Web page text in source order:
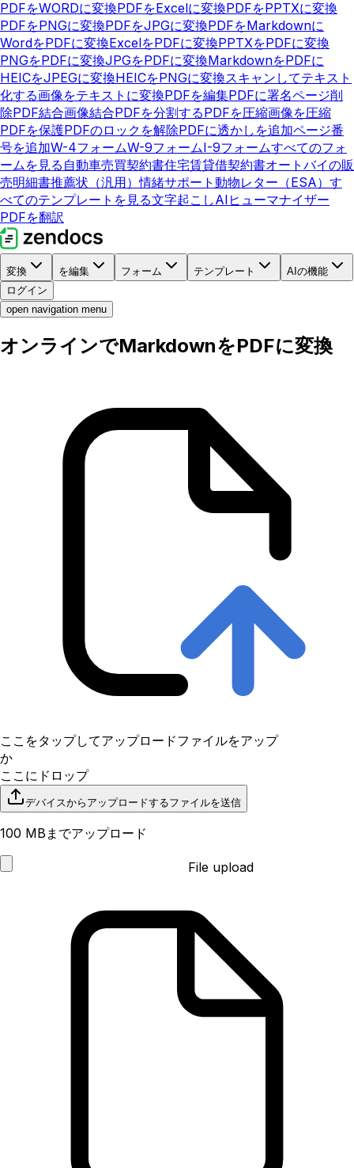
PDFをWORDに変換PDFをExcelに変換PDFをPPTXに変換
PDFをPNGに変換PDFをJPGに変換PDFをMarkdownに
WordをPDFに変換ExcelをPDFに変換PPTXをPDFに変換
PNGをPDFに変換JPGをPDFに変換MarkdownをPDFに
HEICをJPEGに変換HEICをPNGに変換スキャンしてテキスト
化する画像をテキストに変換PDFを編集PDFに署名ページ削
除PDF結合画像結合PDFを分割するPDFを圧縮画像を圧縮
PDFを保護PDFのロックを解除PDFに透かしを追加ページ番
号を追加W-4フォームW-9フォームI-9フォームすべてのフォ
ームを見る 自動車売買契約書住宅賃貸借契約書オートバイの販
売明細書推薦状（汎用）情緒サポート動物レター（ESA） す
べてのテンプレートを見る文字起こしAIヒューマナイザー
PDFを翻訳
変換 を編集 フォーム テンプレート
AIの機能
ログイン
open navigation menu
オンラインでMarkdownをPDFに変換
ここをタップしてアップロードファイルをアップ
か
ここにドロップ
デバイスからアップロードするファイルを送信
100 MBまでアップロード
File upload